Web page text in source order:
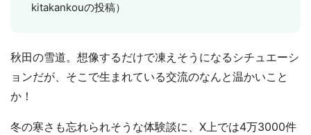
kitakankouの投稿）
秋田の雪道。想像するだけで凍えそうになるシチュエーシ
ョンだが、そこで生まれている交流のなんと温かいこと
か！
冬の寒さも忘れられそうな体験談に、X上では4万3000件